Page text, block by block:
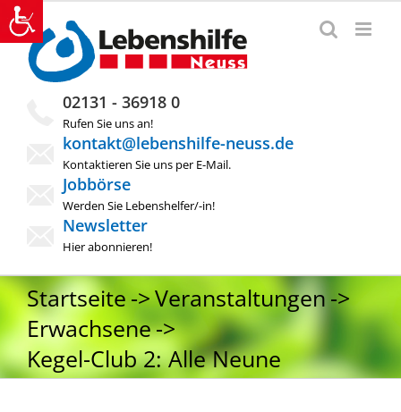
Zum
Inhalt
springen
02131 - 36918 0
Rufen Sie uns an!
kontakt@lebenshilfe-neuss.de
Kontaktieren Sie uns per E-Mail.
Jobbörse
Werden Sie Lebenshelfer/-in!
Newsletter
Hier abonnieren!
Startseite
Veranstaltungen
Erwachsene
Kegel-Club 2: Alle Neune